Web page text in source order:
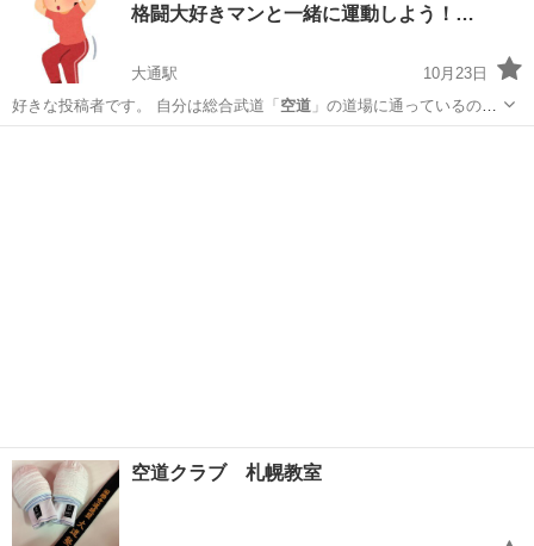
格闘大好きマンと一緒に運動しよう！…
大通駅
10月23日
好きな投稿者です。 自分は総合武道「 空道」の道場に通っているので
すが、そこでH…
空道クラブ 札幌教室